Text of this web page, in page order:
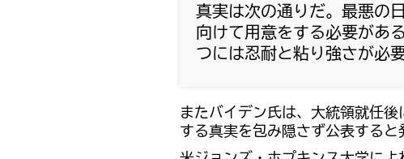
真実は次の通りだ。最悪の
向けて用意をする必要があ
つには忍耐と粘り強さが必要
またバイデン氏は、大統領就任
する真実を包み隠さず公表すると